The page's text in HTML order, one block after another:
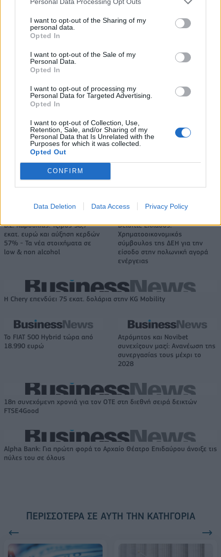
I want to opt-out of the Sharing of my
personal data.
Opted In
I want to opt-out of the Sale of my
Personal Data.
Opted In
I want to opt-out of processing my
Personal Data for Targeted Advertising.
Opted In
I want to opt-out of Collection, Use,
Retention, Sale, and/or Sharing of my
Personal Data that Is Unrelated with the
Purposes for which it was collected.
Opted Out
CONFIRM
Data Deletion Data Access Privacy Policy
Η Toyota φέρνει νέα γενιά
μπαταριών για τα υβριδικά της
Σε κινεζική… πολιορκία η
ευρωπαϊκή
Νέο Audi A2 e-tron με στόχο την κορυφή της αποδοτικότητας
Εθνική Νεανίδων: Απέναντι
στην Ισλανδία για την 5η θέση
στο Ευρωμπάσκετ (live stream)
στη νίκη της Ιντιάνα επί του
Σικάγο (vids)
Ελληνική Αναπτυξιακή Τράπεζα: Με «προίκα» 2 δισ. ευρώ ανοίγει
δρόμο για δάνεια έως 5 δισ. σε μικρομεσαίες
Β.Σ. Καρούλιας: Τζίρος 98,7
εκατ. ευρώ και αύξηση κερδών
57% - Τα νέα στοιχήματα σε
low & non alcohol
Deloitte Ελλάδος:
Χρηματοοικονομικός
σύμβουλος της ΔΕΗ για την
είσοδο στην πολωνική αγορά
ενέργειας
Η Chery επενδύει 75 εκατ. δολάρια στην KG Mobility
Το FIAT 500 Hybrid τώρα από
18.990 ευρώ
Ατρόμητος και Novibet
συνεχίζουν μαζί: Ανανέωση της
συνεργασίας τους μέχρι το
2028
18η συνεχόμενη χρονιά για τον ΟΤΕ στη διεθνή σειρά δεικτών
FTSE4Good
Alpha Bank: Για πρώτη φορά το Αρχαίο Θέατρο Επιδαύρου άνοιξε τις
πύλες του σε όλους
ΠΕΡΙΣΣΌΤΕΡΑ ΣΕ ΑΥΤΉ ΤΗΝ ΚΑΤΗΓΟΡΊΑ